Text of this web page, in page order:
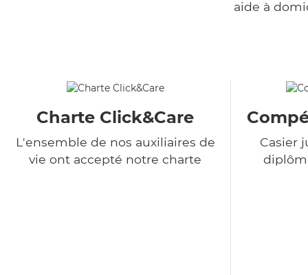
aide à
Charte Click&Care
L'ensemble de nos auxiliaires de
vie ont accepté notre charte
Casier